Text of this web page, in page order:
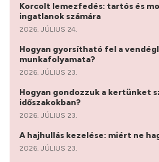
Korcolt lemezfedés: tartós és
ingatlanok számára
2026. JÚLIUS 24.
Hogyan gyorsítható fel a
munkafolyamata?
2026. JÚLIUS 23.
Hogyan gondozzuk a kertünket
időszakokban?
2026. JÚLIUS 23.
A hajhullás kezelése: miért ne
2026. JÚLIUS 23.